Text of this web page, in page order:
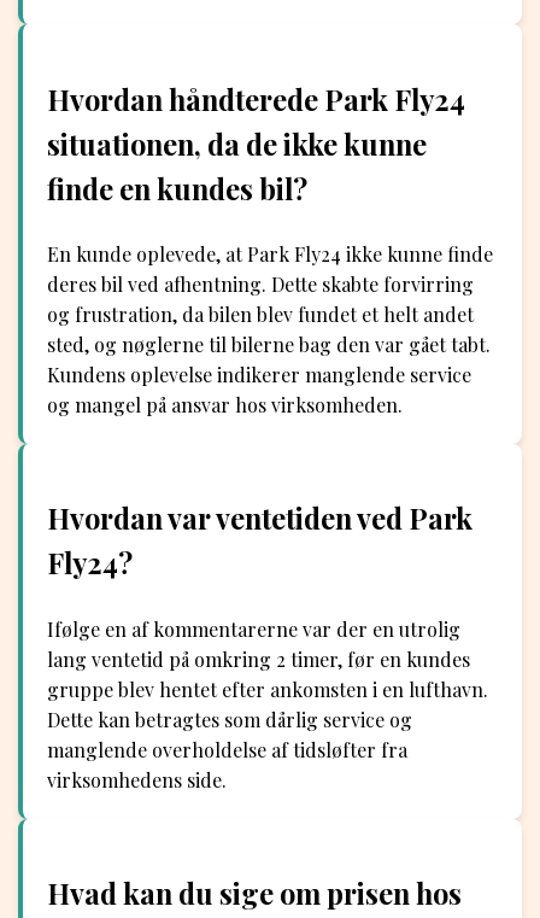
Hvordan håndterede Park Fly24
situationen, da de ikke kunne
finde en kundes bil?
En kunde oplevede, at Park Fly24 ikke kunne finde
deres bil ved afhentning. Dette skabte forvirring
og frustration, da bilen blev fundet et helt andet
sted, og nøglerne til bilerne bag den var gået tabt.
Kundens oplevelse indikerer manglende service
og mangel på ansvar hos virksomheden.
Hvordan var ventetiden ved Park
Fly24?
Ifølge en af kommentarerne var der en utrolig
lang ventetid på omkring 2 timer, før en kundes
gruppe blev hentet efter ankomsten i en lufthavn.
Dette kan betragtes som dårlig service og
manglende overholdelse af tidsløfter fra
virksomhedens side.
Hvad kan du sige om prisen hos